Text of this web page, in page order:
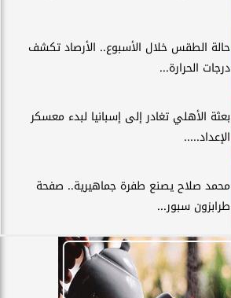
حالة الطقس خلال الأسبوع.. الأرصاد تكشف
درجات الحرارة...
بعثة الأهلي تغادر إلى إسبانيا لبدء معسكر
الإعداد.....
محمد صلاح يصنع طفرة جماهيرية.. صفحة
طرابزون سبور...